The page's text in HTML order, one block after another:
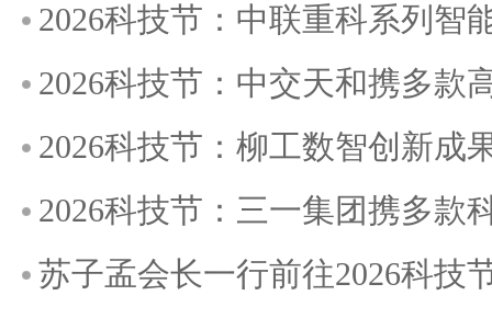
2026科技节：中联重科系列智
2026科技节：中交天和携多款
2026科技节：柳工数智创新成
2026科技节：三一集团携多款
苏子孟会长一行前往2026科技